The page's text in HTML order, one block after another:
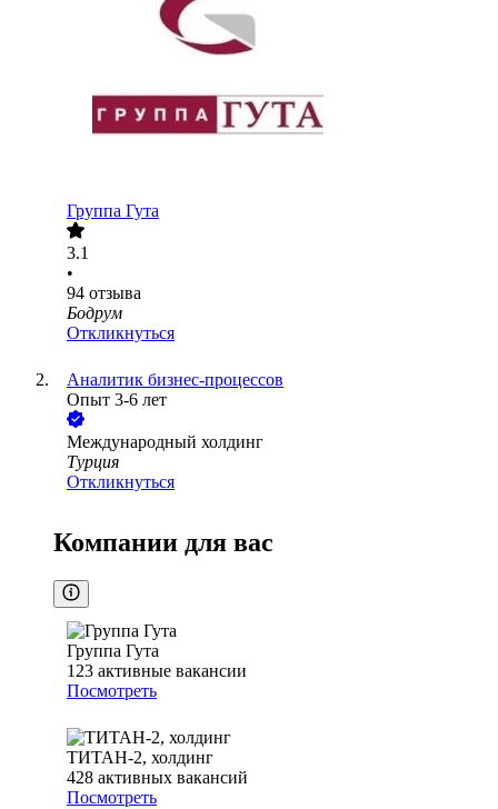
Группа Гута
3.1
•
94 отзыва
Бодрум
Откликнуться
Аналитик бизнес-процессов
Опыт 3-6 лет
Международный холдинг
Турция
Откликнуться
Компании для вас
Группа Гута
123 активные вакансии
Посмотреть
ТИТАН-2, холдинг
428 активных вакансий
Посмотреть